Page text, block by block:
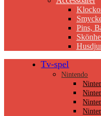
Pins,
Tv-spel
Nintendo